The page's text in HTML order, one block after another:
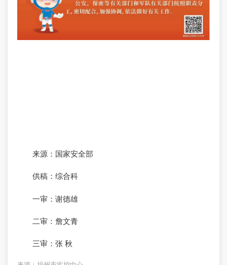
来源：国家安全部
供稿：综合科
一审：谢德雄
二审：詹文青
三审：张 秋